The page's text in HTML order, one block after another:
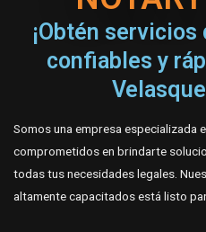
¡Obtén
confiables y
Somos una empresa especializada
comprometidos en brindarte
todas tus necesidades legales.
altamente capacitados está listo